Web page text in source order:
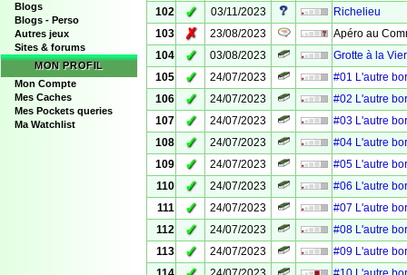
Blogs
Blogs - Perso
Autres jeux
Sites & forums
MON PROFIL
Mon Compte
Mes Caches
Mes Pockets queries
Ma Watchlist
102
✓ 03/11/2023
Richelieu
103
✗ 23/08/2023
Apéro au
104
✓ 03/08/2023
Grotte à la
105
✓ 24/07/2023
#01 L'autre
106
✓ 24/07/2023
#02 L'autre
107
✓ 24/07/2023
#03 L'autre
108
✓ 24/07/2023
#04 L'autre
109
✓ 24/07/2023
#05 L'autre
110
✓ 24/07/2023
#06 L'autre
111
✓ 24/07/2023
#07 L'autre
112
✓ 24/07/2023
#08 L'autre
113
✓ 24/07/2023
#09 L'autre